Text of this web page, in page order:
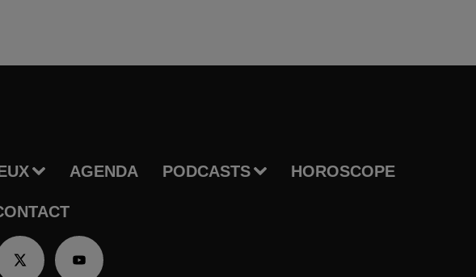
AGENDA PODCASTS HOROSCOPE